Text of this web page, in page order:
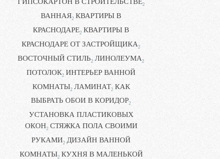
2
ВАННАЯ2 КВАРТИРЫ В
КРАСНОДАРЕ2 КВАРТИРЫ В
КРАСНОДАРЕ ОТ ЗАСТРОЙЩИКА2
ВОСТОЧНЫЙ СТИЛЬ2 ЛИНОЛЕУМА2
ПОТОЛОК2 ИНТЕРЬЕР ВАННОЙ
КОМНАТЫ2 ЛАМИНАТ2 КАК
ВЫБРАТЬ ОБОИ В КОРИДОР2
УСТАНОВКА ПЛАСТИКОВЫХ
ОКОН2 СТЯЖКА ПОЛА СВОИМИ
РУКАМИ2 ДИЗАЙН ВАННОЙ
КОМНАТЫ2 КУХНЯ В МАЛЕНЬКОЙ